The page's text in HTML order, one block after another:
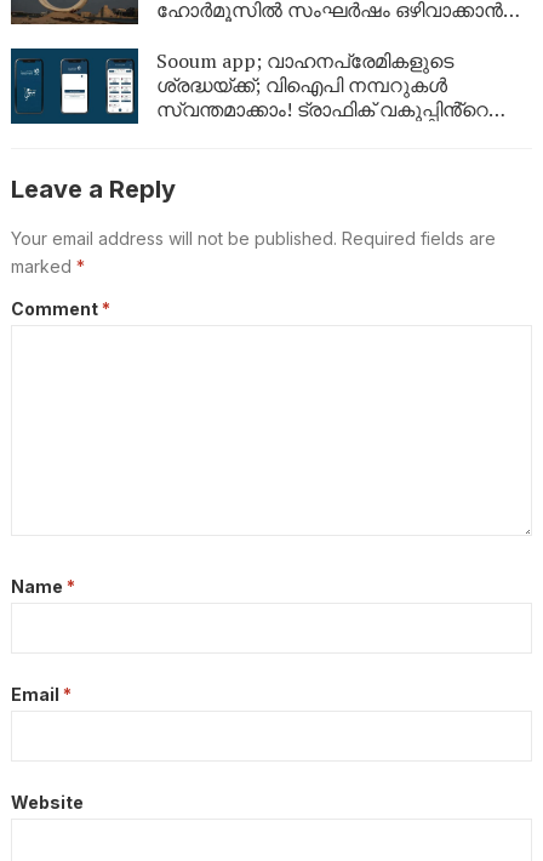
ഹോർമൂസിൽ സംഘർഷം ഒഴിവാക്കാൻ
Sooum app; വാഹനപ്രേമികളുടെ
ശ്രദ്ധയ്ക്ക്; വിഐപി നമ്പറുകൾ
സ്വന്തമാക്കാം! ട്രാഫിക് വകുപ്പിൻ്റെ
Leave a Reply
Your email address will not be published. Required fields are
marked *
Comment *
Name *
Email *
Website